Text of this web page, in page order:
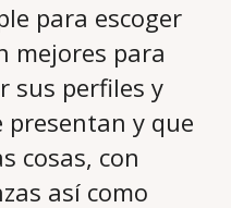
para escoger
mejores para
sus perfiles y
y que
cosas, con
así como